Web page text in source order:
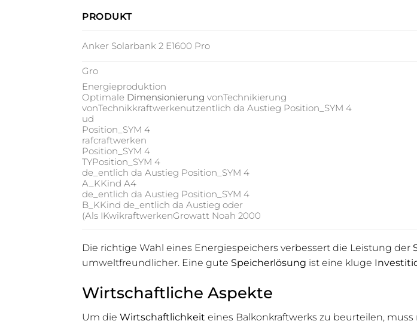
PRODUKT
Anker Solarbank 2 E1600 Pro
Gro
Energieproduktion
Optimale Dimensionierung vonTechnikierung
vonTechnikkraftwerkenutzentlich da Austieg Position_SYM 4
ud
Position_SYM 4
rafcraftwerken
Position_SYM 4
TYPosition_SYM 4
de_entlich da Austieg Position_SYM 4
A_KKind A4
de_entlich da Austieg Position_SYM 4
B_KKind de_entlich da Austieg oder
(Als IKwikraftwerkenGrowatt Noah 2000
Die richtige Wahl eines Energiespeichers verbessert die Leistung der
umweltfreundlicher. Eine gute Speicherlösung ist eine kluge
Wirtschaftliche Aspekte
Um die Wirtschaftlichkeit eines Balkonkraftwerks zu beurteilen,